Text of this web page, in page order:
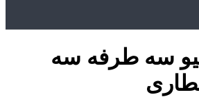
سه طرفه سه